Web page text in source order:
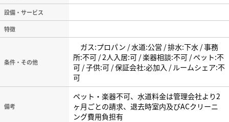
設備・サービス
特徴
条件・その他
ガス:プロパン / 水道:公営 / 排水:下水 / 事務
所:不可 / 2人入居:可 / 楽器相談:不可 / ペット:不
可 / 子供:可 / 保証会社:必加入 / ルームシェア:不
可
備考
ペット・楽器不可、水道料金は管理会社より2
ヶ月ごとの請求、退去時室内及びACクリーニ
ング費用負担有